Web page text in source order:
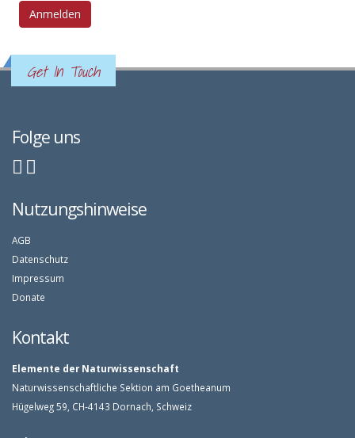
Get In Touch
Folge uns
Nutzungshinweise
AGB
Datenschutz
Impressum
Donate
Kontakt
Elemente der Naturwissenschaft
Naturwissenschaftliche Sektion am Goetheanum
Hügelweg 59, CH-4143 Dornach, Schweiz